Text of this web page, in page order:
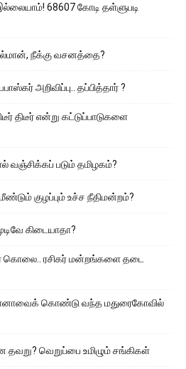
68607 கோடி தள்ளுபடி
நீக்கு வசனத்தை?
அறிவிப்பு.. தப்பித்தார் ?
திடீர் என்று கட்டுப்பாடுகளை
வஞ்சிக்கப் படும் தமிழகம்?
குழப்பும் உச்ச நீதிமன்றம்?
கிடையாதா?
கொலை.. ரசிகர் மன்றங்களை தடை
கொண்டு வந்த மதுரைகோவில்
வெறுப்பை உமிழும் சங்கிகள்